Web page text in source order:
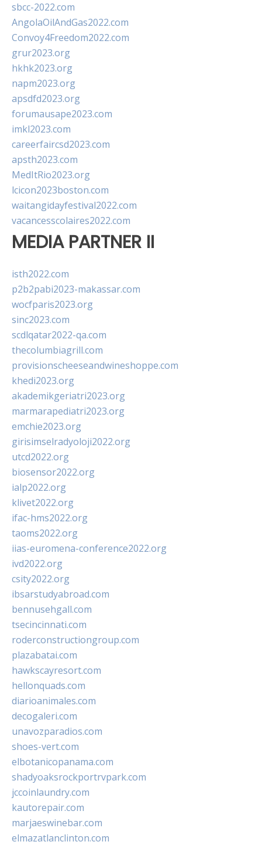
sbcc-2022.com
AngolaOilAndGas2022.com
Convoy4Freedom2022.com
grur2023.org
hkhk2023.org
napm2023.org
apsdfd2023.org
forumausape2023.com
imkl2023.com
careerfaircsd2023.com
apsth2023.com
MedItRio2023.org
lcicon2023boston.com
waitangidayfestival2022.com
vacancesscolaires2022.com
MEDIA PARTNER II
isth2022.com
p2b2pabi2023-makassar.com
wocfparis2023.org
sinc2023.com
scdlqatar2022-qa.com
thecolumbiagrill.com
provisionscheeseandwineshoppe.com
khedi2023.org
akademikgeriatri2023.org
marmarapediatri2023.org
emchie2023.org
girisimselradyoloji2022.org
utcd2022.org
biosensor2022.org
ialp2022.org
klivet2022.org
ifac-hms2022.org
taoms2022.org
iias-euromena-conference2022.org
ivd2022.org
csity2022.org
ibsarstudyabroad.com
bennusehgall.com
tsecincinnati.com
roderconstructiongroup.com
plazabatai.com
hawkscayresort.com
hellonquads.com
diarioanimales.com
decogaleri.com
unavozparadios.com
shoes-vert.com
elbotanicopanama.com
shadyoaksrockportrvpark.com
jccoinlaundry.com
kautorepair.com
marjaeswinebar.com
elmazatlanclinton.com